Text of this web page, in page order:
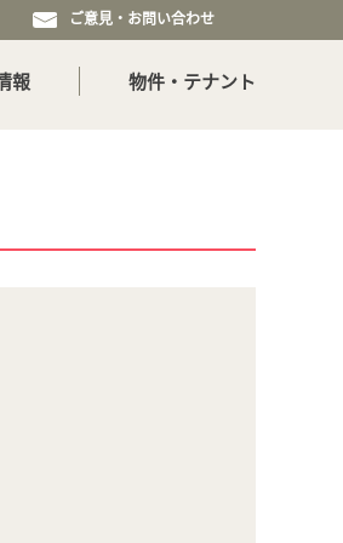
ご意見・お問い合わせ
報 物件・テナント